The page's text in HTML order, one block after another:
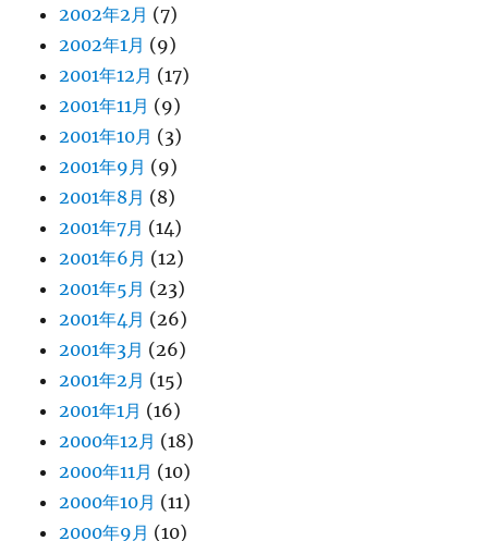
2002年2月 (7)
2002年1月 (9)
2001年12月 (17)
2001年11月 (9)
2001年10月 (3)
2001年9月 (9)
2001年8月 (8)
2001年7月 (14)
2001年6月 (12)
2001年5月 (23)
2001年4月 (26)
2001年3月 (26)
2001年2月 (15)
2001年1月 (16)
2000年12月 (18)
2000年11月 (10)
2000年10月 (11)
2000年9月 (10)